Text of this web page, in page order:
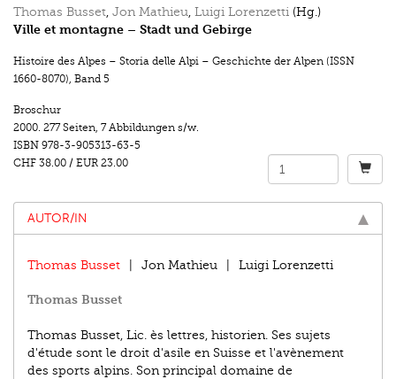
Thomas Busset, Jon Mathieu, Luigi Lorenzetti (Hg.)
Ville et montagne – Stadt und Gebirge
Histoire des Alpes – Storia delle Alpi – Geschichte der Alpen (ISSN
1660-8070), Band 5
Broschur
2000. 277 Seiten, 7 Abbildungen s/w.
ISBN 978-3-905313-63-5
CHF 38.00 / EUR 23.00
AUTOR/IN
Thomas Busset Jon Mathieu Luigi Lorenzetti
Thomas Busset
Thomas Busset, Lic. ès lettres, historien. Ses sujets
d'étude sont le droit d'asile en Suisse et l'avènement
des sports alpins. Son principal domaine de